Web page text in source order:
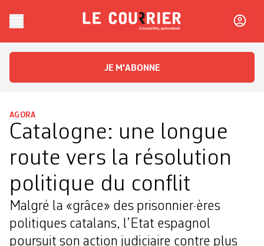
Le CourrierL'essentiel, autrement
JE M'ABONNE
AGORA
Catalogne: une longue
route vers la résolution
politique du conflit
Malgré la «grâce» des prisonnier·ères
politiques catalans, l’Etat espagnol
poursuit son action judiciaire contre plus